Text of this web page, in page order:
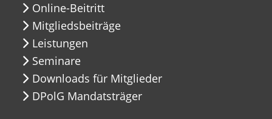
Online-Beitritt
Mitgliedsbeiträge
Leistungen
Seminare
Downloads für Mitglieder
DPolG Mandatsträger